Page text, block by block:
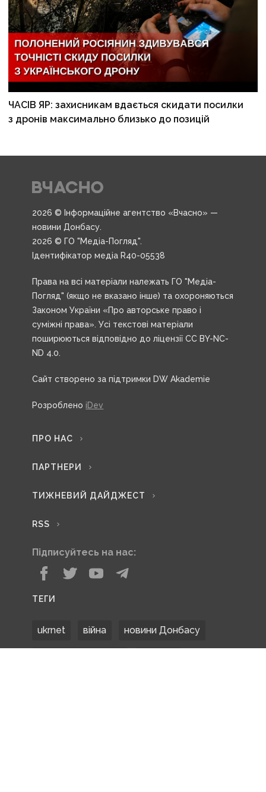
ЧАСІВ ЯР: захисникам вдається скидати посилки
з дронів максимально близько до позицій
2026 © Інформаційне агентство «Вчасно» —
новини Донбасу.
2026 © ГО "Медіа-Погляд".
Ідентифікатор медіа R40-05538
Права на всі матеріали належать ГО "Медіа-
Погляд" (якщо не вказано інше) та охороняються
Законом України «Про авторське право і
суміжні права». Усі текстові матеріали
поширюються відповідно до ліцензії CC BY-NC-
ND 4.0.
Сайт створено за підтримки DW Akademie
Розроблено iDev
ПРО НАС
ПАРТНЕРИ
ТИЖНЕВИЙ ДАЙДЖЕСТ
RSS
Підписуйтесь на нас:
ТЕГИ
ukrnet війна новини Донбасу